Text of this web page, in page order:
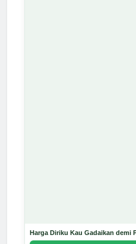
Harga Diriku Kau Gadaikan demi